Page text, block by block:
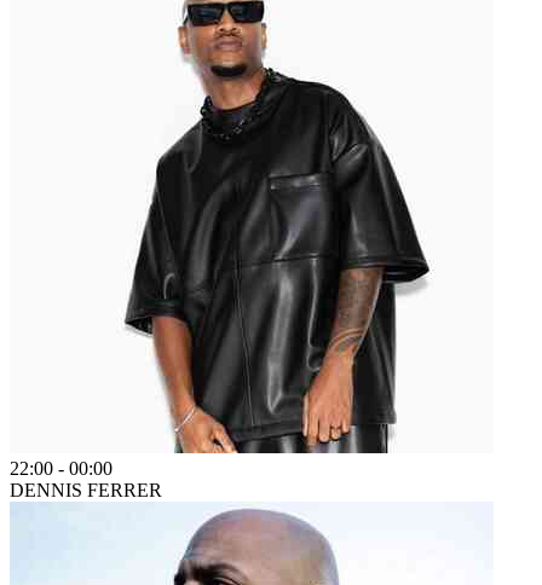
22:00 - 00:00
DENNIS FERRER